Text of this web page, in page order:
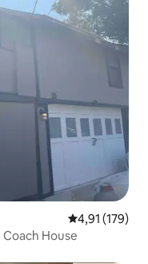
4,91 (179)
House